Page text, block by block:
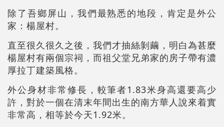
除了吾鄉屏山，我們最熟悉的地段，肯定是外公
家：楊屋村。
直至很久很久之後，我們才抽絲剝繭，明白為甚麼
楊屋村有兩個宗祠，而祖父堂兄弟家的房子帶有濃
厚拉丁建築風格。
外公身材非常修長，較筆者1.83米身高還要高少
許，對於一個在清末年間出生的南方華人說來着實
非常高，相等於今天1.92米。